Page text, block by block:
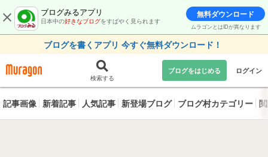
ブログみるアプリ
日本中の好きなブログをすばやく見られます
無料ダウンロード
ムラゴンとはIDが異なります
ブログを書くアプリ 今すぐ無料ダウンロード！
検索する
ブログをはじめる ログイン
記事画像 新着記事 人気記事 新登場ブログ ブログ村カテゴリー